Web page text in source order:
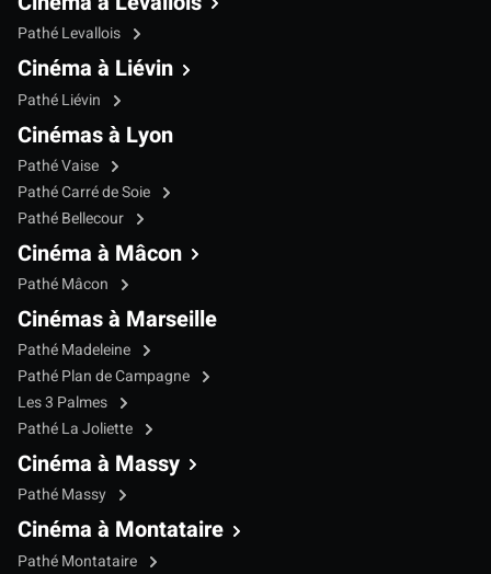
Pathé Levallois
Cinéma à Liévin
Pathé Liévin
Cinémas à Lyon
Pathé Vaise
Pathé Carré de Soie
Pathé Bellecour
Cinéma à Mâcon
Pathé Mâcon
Cinémas à Marseille
Pathé Madeleine
Pathé Plan de Campagne
Les 3 Palmes
Pathé La Joliette
Cinéma à Massy
Pathé Massy
Cinéma à Montataire
Pathé Montataire